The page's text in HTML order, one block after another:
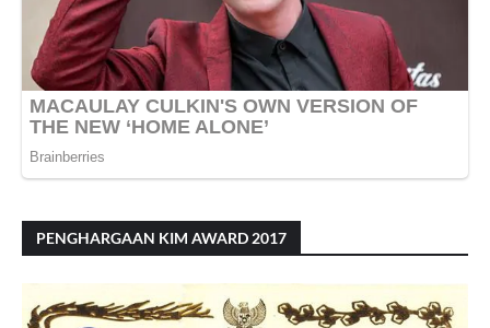
PENGHARGAAN KIM AWARD 2017